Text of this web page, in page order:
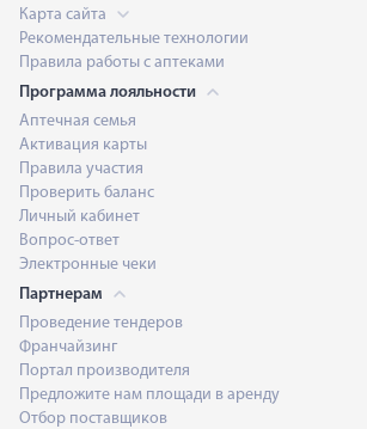
Карта сайта
Рекомендательные технологии
Правила работы с аптеками
Программа лояльности
Аптечная семья
Активация карты
Правила участия
Проверить баланс
Личный кабинет
Вопрос-ответ
Электронные чеки
Партнерам
Проведение тендеров
Франчайзинг
Портал производителя
Предложите нам площади в аренду
Отбор поставщиков